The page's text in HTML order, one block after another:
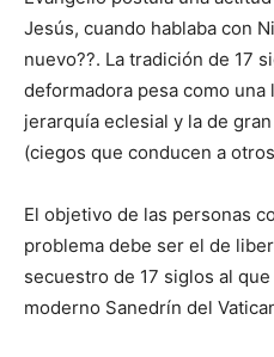
Jesús, cuando hablaba con
nuevo??. La tradición de 17
deformadora pesa como
jerarquía eclesial y la de
(ciegos que conducen a
El objetivo de las personas
problema debe ser el de
secuestro de 17 siglos al
moderno Sanedrín del